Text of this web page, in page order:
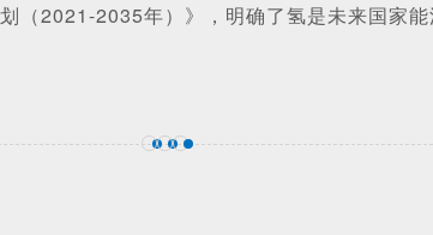
（2021-2035年）》，明确了氢是未来国家